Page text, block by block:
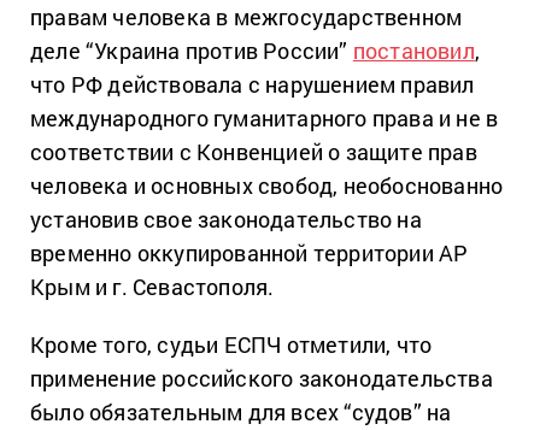
правам человека в межгосударственном
деле “Украина против России” постановил,
что РФ действовала с нарушением правил
международного гуманитарного права и не в
соответствии с Конвенцией о защите прав
человека и основных свобод, необоснованно
установив свое законодательство на
временно оккупированной территории АР
Крым и г. Севастополя.
Кроме того, судьи ЕСПЧ отметили, что
применение российского законодательства
было обязательным для всех “судов” на